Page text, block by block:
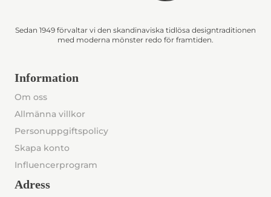
Sedan 1949 förvaltar vi den skandinaviska tidlösa designtraditionen
med moderna mönster redo för framtiden.
Information
Om oss
Allmänna villkor
Personuppgiftspolicy
Skapa konto
Influencerprogram
Adress